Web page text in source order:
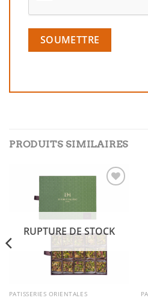
PRODUITS SIMILAIRES
RUPTURE DE STOCK
PATISSERIES ORIENTALES